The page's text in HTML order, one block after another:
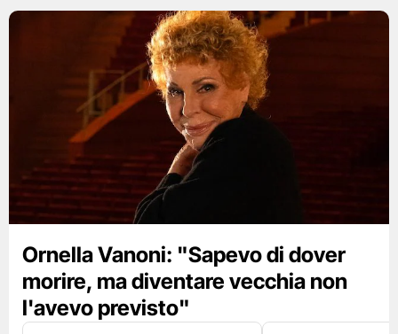
Ornella Vanoni: "Sapevo di dover
morire, ma diventare vecchia non
l'avevo previsto"